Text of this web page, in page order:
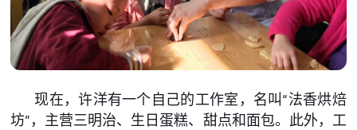
现在，许洋有一个自己的工作室，名叫“法香烘焙
坊”，主营三明治、生日蛋糕、甜点和面包。此外，工